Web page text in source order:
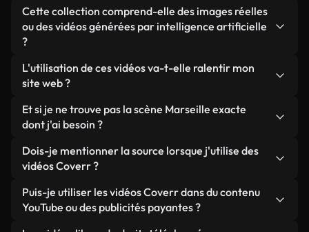
Cette collection comprend-elle des images réelles
ou des vidéos générées par intelligence artificielle
?
Les deux. Il s'agit d'une bibliothèque hybride
composée de véritables images filmées par des
générées par IA. Chaque vidéo est clairement
identifiée afin que vous sachiez toujours ce que
vous utilisez.
L'utilisation de ces vidéos va-t-elle ralentir mon
site web ?
Sauf si vous choisissez nos versions optimisées.
Nous proposons des formats légers, prêts pour le
ils conservent une qualité élevée tout en
minimisant les temps de chargement et en
améliorant des indicateurs comme le LCP.
Et si je ne trouve pas la scène Marseille exacte
dont j'ai besoin ?
Vous pouvez en créer une instantanément avec
Coverr AI Studio. Il vous suffit de décrire la scène,
le Studio générera en quelques secondes une vidéo
personnalisée conforme à nos normes de licence.
Dois-je mentionner la source lorsque j'utilise des
vidéos Coverr ?
Aucune attribution n'est requise. Toutes les vidéos
de notre bibliothèque sont libres de droits et
Puis-je utiliser les vidéos Coverr dans du contenu
YouTube ou des publicités payantes ?
Oui. Toutes les séquences vidéo de Coverr peuvent